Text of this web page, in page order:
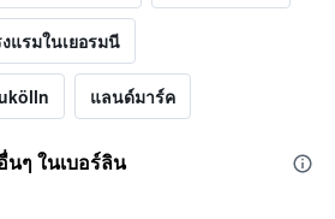
แรมในเยอรมนี
แลนด์มาร์ค
ๆ ในเบอร์ลิน